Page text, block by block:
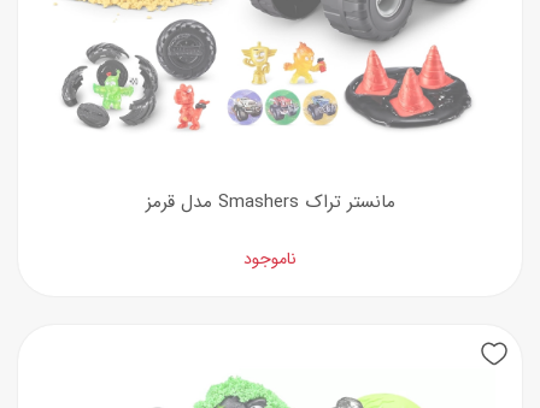
مانستر تراک Smashers مدل قرمز
ناموجود